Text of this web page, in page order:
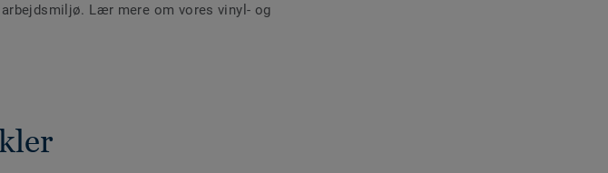
Lær mere om vores vinyl- og